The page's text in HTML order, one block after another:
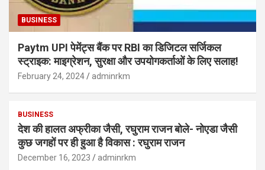
BUSINESS
Paytm UPI पेमेंट्स बैंक पर RBI का डिजिटल सर्जिकल
स्ट्राइक: माइग्रेशन, सुरक्षा और उपयोगकर्ताओं के लिए सलाह!
February 24, 2024 adminrkm
BUSINESS
देश की हालत अफ्रीका जैसी, रघुराम राजन बोले- नोएडा जैसी
कुछ जगहों पर ही हुआ है विकास : रघुराम राजन
December 16, 2023 adminrkm